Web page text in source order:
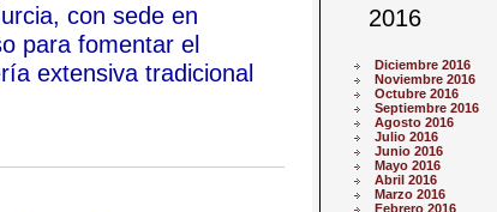
con sede en
para fomentar el
extensiva tradicional
2016
Diciembre 2016
Noviembre 2016
Octubre 2016
Septiembre 2016
Agosto 2016
Julio 2016
Junio 2016
Mayo 2016
Abril 2016
Marzo 2016
Febrero 2016